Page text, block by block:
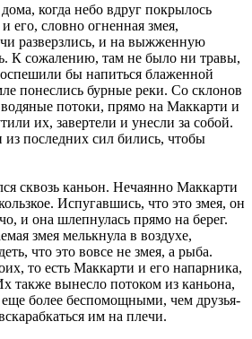
когда небо вдруг покрылось
его, словно огненная змея,
разверзлись, и на выжженную
К сожалению, там не было ни травы,
бы напиться блаженной
понеслись бурные реки. Со склонов
потоки, прямо на Маккарти и
их, завертели и унесли за собой.
из последних сил бились, чтобы
сквозь каньон. Нечаянно Маккарти
Испугавшись, что это змея, он
и она шлепнулась прямо на берег.
змея мелькнула в воздухе,
что это вовсе не змея, а рыба.
то есть Маккарти и его напарника,
также вынесло потоком из каньона,
еще более беспомощными, чем друзья-
им на плечи.